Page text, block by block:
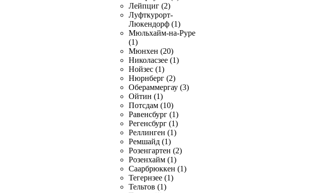
Лейпциг (2)
Луфткурорт-
Люкендорф (1)
Мюльхайм-на-Руре
(1)
Мюнхен (20)
Николасзее (1)
Нойзес (1)
Нюрнберг (2)
Обераммергау (3)
Ойтин (1)
Потсдам (10)
Равенсбург (1)
Регенсбург (1)
Реллинген (1)
Ремшайд (1)
Розенгартен (2)
Розенхайм (1)
Саарбрюккен (1)
Тегернзее (1)
Тельтов (1)